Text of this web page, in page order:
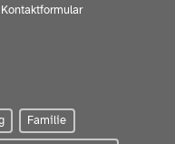
Kontaktformular
Familie